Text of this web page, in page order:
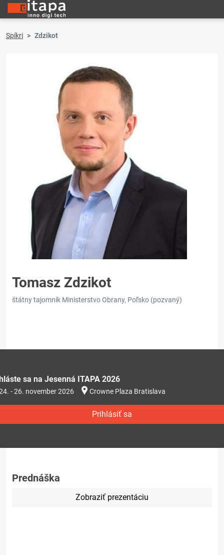
Spíkri Zdzikot
Tomasz Zdzikot
štátny tajomník Ministerstvo Obrany, Poľsko (pozvaný)
sa na Jesenná ITAPA 2026
- 26. november 2026 Crowne Plaza Bratislava
Prihlásiť sa
Prednáška
Zobraziť prezentáciu